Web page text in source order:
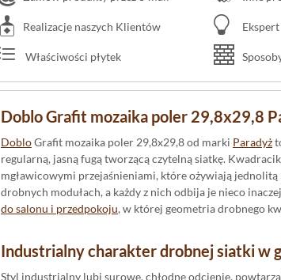
Realizacje naszych Klientów
Właściwości płytek
Doblo Grafit mozaika poler 29,8x29,8
DobloGrafit mozaika poler 29,8x29,8 od marki Paradyż
regularną, jasną fugą tworzącą czytelną siatkę.
mgławicowymi przejaśnieniami, które ożywiają
drobnych modułach, a każdy z nich odbija je nieco
do salonu i przedpokoju, w której geometria drobnego
Industrialny charakter drobnej siatki w
Styl industrialny lubi surowe, chłodne odcienie,